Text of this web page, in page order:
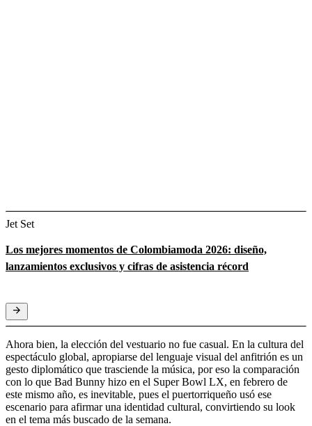
Jet Set
Los mejores momentos de Colombiamoda 2026: diseño,
lanzamientos exclusivos y cifras de asistencia récord
Ahora bien, la elección del vestuario no fue casual. En la cultura del
espectáculo global, apropiarse del lenguaje visual del anfitrión es un
gesto diplomático que trasciende la música, por eso la comparación
con lo que Bad Bunny hizo en el Super Bowl LX, en febrero de
este mismo año, es inevitable, pues el puertorriqueño usó ese
escenario para afirmar una identidad cultural, convirtiendo su look
en el tema más buscado de la semana.